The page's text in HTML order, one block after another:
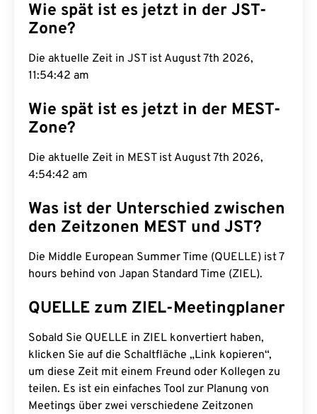
Wie spät ist es jetzt in der JST-
Zone?
Die aktuelle Zeit in JST ist August 7th 2026,
11:54:43 am
Wie spät ist es jetzt in der MEST-
Zone?
Die aktuelle Zeit in MEST ist August 7th 2026,
4:54:43 am
Was ist der Unterschied zwischen
den Zeitzonen MEST und JST?
Die Middle European Summer Time (QUELLE) ist 7
hours behind von Japan Standard Time (ZIEL).
QUELLE zum ZIEL-Meetingplaner
Sobald Sie QUELLE in ZIEL konvertiert haben,
klicken Sie auf die Schaltfläche „Link kopieren“,
um diese Zeit mit einem Freund oder Kollegen zu
teilen. Es ist ein einfaches Tool zur Planung von
Meetings über zwei verschiedene Zeitzonen